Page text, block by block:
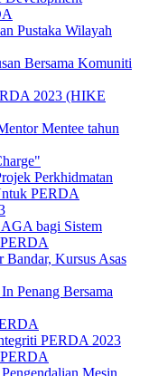
Pustaka Wilayah
Bersama Komuniti
2023 (HIKE
Mentee tahun
Perkhidmatan
PERDA
bagi Sistem
Bandar, Kursus Asas
Penang Bersama
PERDA 2023